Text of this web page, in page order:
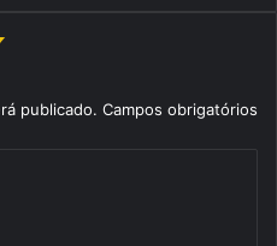
publicado. Campos obrigatórios